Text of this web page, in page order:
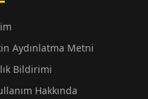
Aydınlatma Metni
Bildirimi
Hakkında